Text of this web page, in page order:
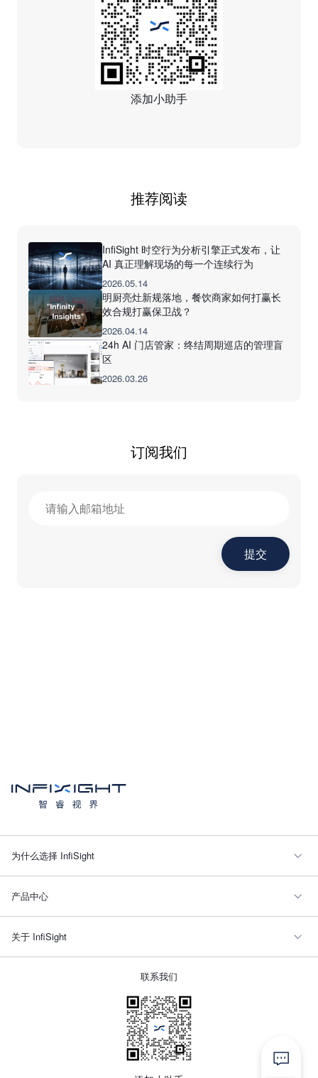
添加小助手
推荐阅读
InfiSight 时空行为分析引擎正式发布，让
AI 真正理解现场的每一个连续行为
2026.05.14
明厨亮灶新规落地，餐饮商家如何打赢长
效合规打赢保卫战？
2026.04.14
24h AI 门店管家：终结周期巡店的管理盲
区
2026.03.26
订阅我们
提交
为什么选择 InfiSight
产品中心
关于 InfiSight
联系我们